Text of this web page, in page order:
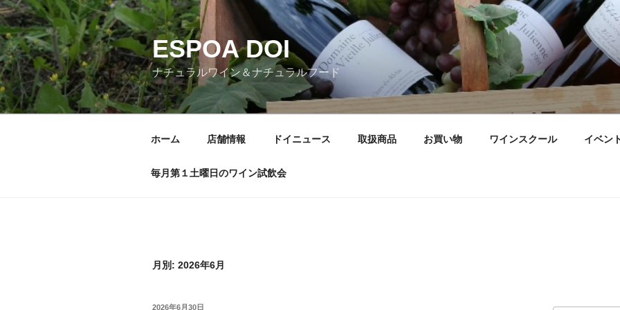
コ
ン
テ
ン
ツ
へ
ス
ESPOA DOI
ナチュラルワイン＆ナチュラルフード
ホーム 店舗情報 ドイニュース 取扱商品 お買い物 ワインスクール イベン
毎月第１土曜日のワイン試飲会
月別: 2026年6月
投
2026年6月30日